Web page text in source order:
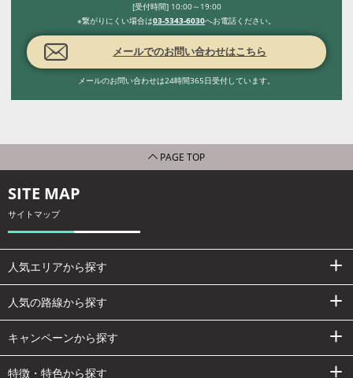
[受付時間] 10:00～19:00
※繋がりにくい場合は03-5343-6030へお電話ください。
メールでのお問い合わせはこちら
メールのお問い合わせは24時間365日受付しています。
PAGE TOP
SITE MAP
サイトマップ
人気エリアから探す
人気の路線から探す
キャンペーンから探す
特徴・特色から探す